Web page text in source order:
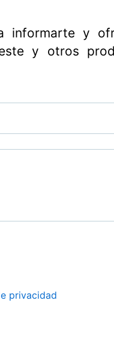
informarte y
y otros
privacidad